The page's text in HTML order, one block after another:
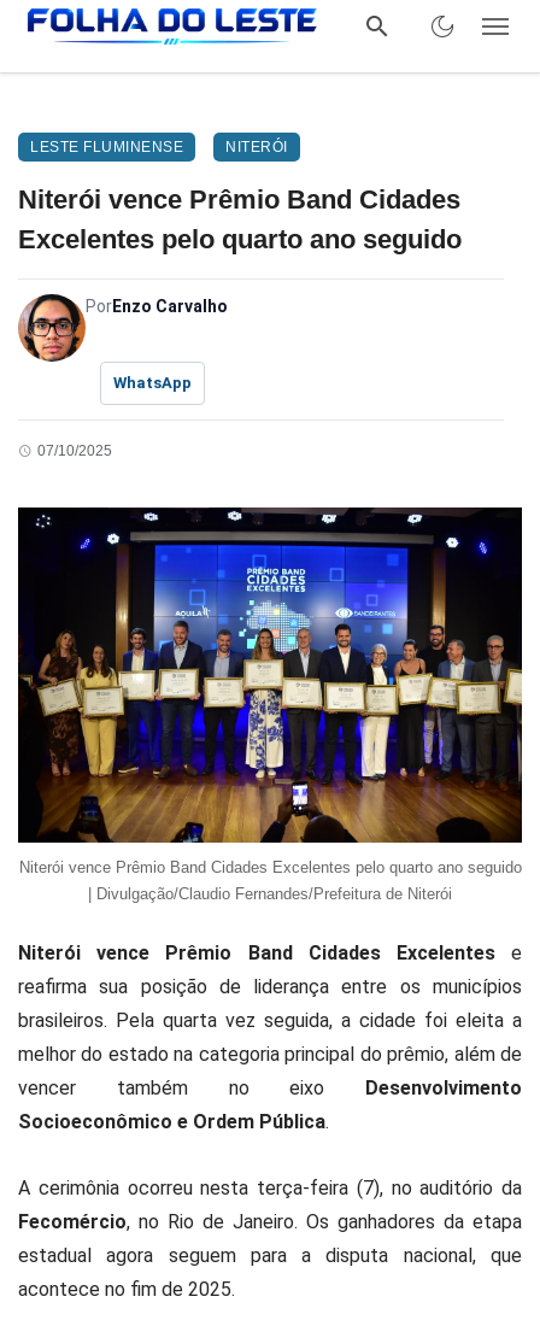
LESTE FLUMINENSE NITERÓI
Niterói vence Prêmio Band Cidades
Excelentes pelo quarto ano seguido
PorEnzo Carvalho
WhatsApp
07/10/2025
Niterói vence Prêmio Band Cidades Excelentes pelo quarto ano seguido
| Divulgação/Claudio Fernandes/Prefeitura de Niterói
Niterói vence Prêmio Band Cidades Excelentese
reafirma sua posição de liderança entre os municípios
brasileiros. Pela quarta vez seguida, a cidade foi eleita a
melhor do estado na categoria principal do prêmio, além de
vencer também no eixo
Desenvolvimento
Socioeconômico e Ordem Pública.
A cerimônia ocorreu nesta terça-feira (7), no auditório da
Fecomércio, no Rio de Janeiro. Os ganhadores da etapa
estadual agora seguem para a disputa nacional, que
acontece no fim de 2025.